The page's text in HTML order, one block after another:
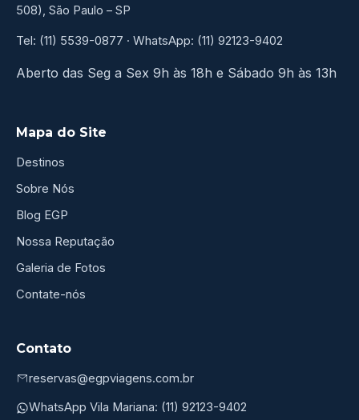
508), São Paulo – SP
Tel: (11) 5539-0877 · WhatsApp: (11) 92123-9402
Aberto das Seg a Sex 9h às 18h e Sábado 9h às 13h
Mapa do Site
Destinos
Sobre Nós
Blog EGP
Nossa Reputação
Galeria de Fotos
Contate-nós
Contato
reservas@egpviagens.com.br
WhatsApp Vila Mariana: (11) 92123-9402